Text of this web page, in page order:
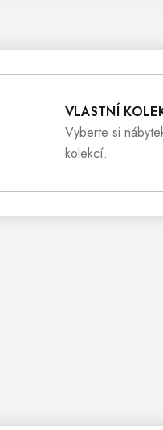
VLASTNÍ
Vyberte si
kolekcí.